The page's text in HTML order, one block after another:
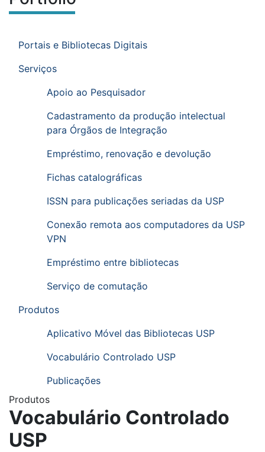
Ir para o menu de sub-páginas.
Menu de sub-páginas
Portais e Bibliotecas Digitais
Serviços
Apoio ao Pesquisador
Cadastramento da produção intelectual
para Órgãos de Integração
Empréstimo, renovação e devolução
Fichas catalográficas
ISSN para publicações seriadas da USP
Conexão remota aos computadores da USP
VPN
Empréstimo entre bibliotecas
Serviço de comutação
Produtos
Aplicativo Móvel das Bibliotecas USP
Vocabulário Controlado USP
Publicações
Submenu:
Produtos
Vocabulário Controlado
USP